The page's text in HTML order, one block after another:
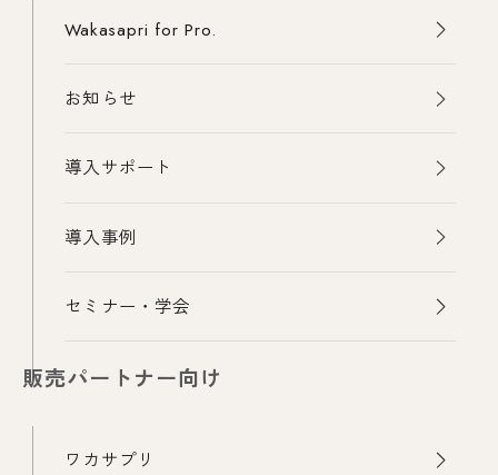
Wakasapri for Pro.
お知らせ
導入サポート
導入事例
セミナー・学会
販売パートナー向け
ワカサプリ